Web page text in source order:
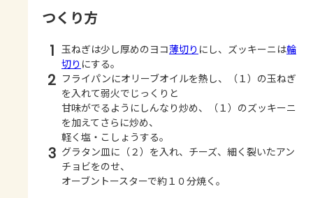
つくり方
1 玉ねぎは少し厚めのヨコ薄切り にし、ズッキーニは輪
切り にする。
2 フライパンにオリーブオイルを熱し、（１）の玉ねぎ
を入れて弱火でじっくりと
甘味がでるようにしんなり炒め、（１）のズッキーニ
を加えてさらに炒め、
軽く塩・こしょうする。
3 グラタン皿に（２）を入れ、チーズ、細く裂いたアン
チョビをのせ、
オーブントースターで約１０分焼く。